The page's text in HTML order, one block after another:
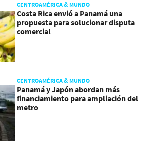
CENTROAMÉRICA & MUNDO
Costa Rica envió a Panamá una
propuesta para solucionar disputa
comercial
CENTROAMÉRICA & MUNDO
Panamá y Japón abordan más
financiamiento para ampliación del
metro